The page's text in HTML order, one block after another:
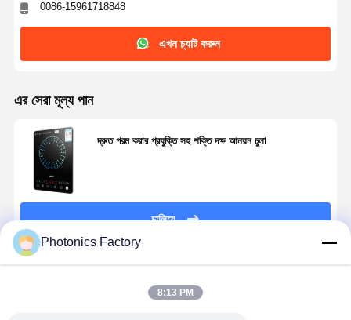
0086-15961718848
এখন চ্যাট করুন
এর সেরা মূল্য পান
দ্রুত গরম করার প্রযুক্তি সহ শক্তি দক্ষ আনয়ন চুলা
চালিয়ে
Photonics Factory
8:13 PM